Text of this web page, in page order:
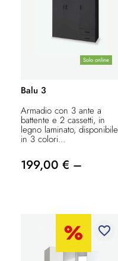
Solo online
Balu 3
Armadio con 3 ante a
battente e 2 cassetti, in
legno laminato, disponibile
in 3 colori...
199,00 € –
favorite_border